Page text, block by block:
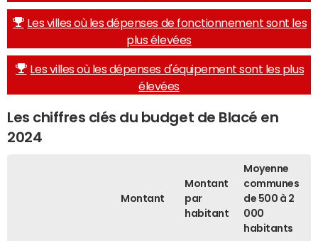
Les villes où les dépenses de fonctionnement sont les
plus élevées
Les villes où les dépenses d'équipement sont les plus
élevées
Les chiffres clés du budget de Blacé en
2024
Montant
Montant
par
habitant
Moyenne
communes
de 500 à 2
000
habitants